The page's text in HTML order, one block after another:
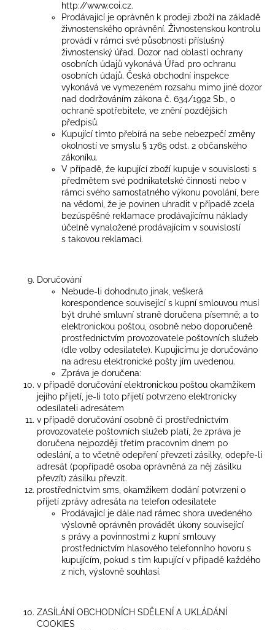
http://www.coi.cz.
Prodávající je oprávněn k prodeji zboží na základě
živnostenského oprávnění. Živnostenskou kontrolu
provádí v rámci své působnosti příslušný
živnostenský úřad. Dozor nad oblastí ochrany
osobních údajů vykonává Úřad pro ochranu
osobních údajů. Česká obchodní inspekce
vykonává ve vymezeném rozsahu mimo jiné dozor
nad dodržováním zákona č. 634/1992 Sb., o
ochraně spotřebitele, ve znění pozdějších
předpisů.
Kupující tímto přebírá na sebe nebezpečí změny
okolností ve smyslu § 1765 odst. 2 občanského
zákoníku.
V případě, že kupující zboží kupuje v souvislosti s
předmětem své podnikatelské činnosti nebo v
rámci svého samostatného výkonu povolání, bere
na vědomí, že je povinen uhradit v případě zcela
bezúspěšné reklamace prodávajícímu náklady
účelně vynaložené prodávajícím v souvislostí
s takovou reklamací.
Doručování
Nebude-li dohodnuto jinak, veškerá
korespondence související s kupní smlouvou musí
být druhé smluvní straně doručena písemně; a to
elektronickou poštou, osobně nebo doporučeně
prostřednictvím provozovatele poštovních služeb
(dle volby odesílatele). Kupujícímu je doručováno
na adresu elektronické pošty jím uvedenou.
Zpráva je doručena:
v případě doručování elektronickou poštou okamžikem
jejího přijetí, je-li toto přijetí potvrzeno elektronicky
odesílateli adresátem
v případě doručování osobně či prostřednictvím
provozovatele poštovních služeb platí, že zpráva je
doručena nejpozději třetím pracovním dnem po
odeslání, a to včetně odepření převzetí zásilky, odepře-li
adresát (popřípadě osoba oprávněná za něj zásilku
převzít) zásilku převzít.
prostřednictvím sms, okamžikem dodání potvrzení o
přijetí zprávy adresáta na telefon odesílatele
Prodávající je dále nad rámec shora uvedeného
výslovně oprávněn provádět úkony související
s právy a povinnostmi z kupní smlouvy
prostřednictvím hlasového telefonního hovoru s
kupujícím, pokud s tím kupující v případě každého
z nich, výslovně souhlasí.
ZASÍLÁNÍ OBCHODNÍCH SDĚLENÍ A UKLÁDÁNÍ
COOKIES